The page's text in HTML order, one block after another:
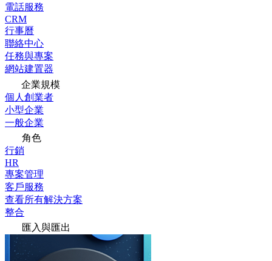
電話服務
CRM
行事曆
聯絡中心
任務與專案
網站建置器
企業規模
個人創業者
小型企業
一般企業
角色
行銷
HR
專案管理
客戶服務
查看所有解決方案
整合
匯入與匯出